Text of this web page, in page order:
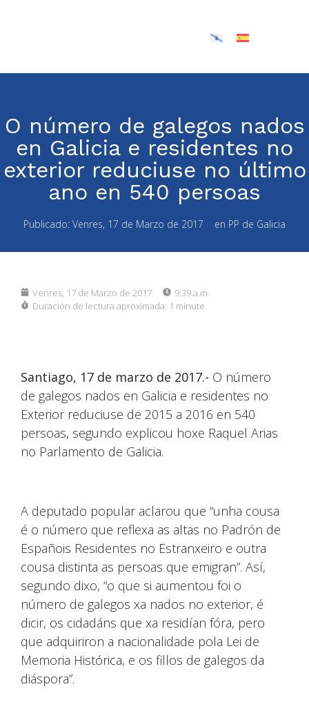
O número de galegos nados
en Galicia e residentes no
exterior reduciuse no último
ano en 540 persoas
Publicado: Venres, 17 de Marzo de 2017 en PP de Galicia
Venres, 17 de Marzo de 2017
9:39 a.m.
Duración de lectura aproximada: 1 minute
Santiago, 17 de marzo de 2017.- O número
de galegos nados en Galicia e residentes no
Exterior reduciuse de 2015 a 2016 en 540
persoas, segundo explicou hoxe Raquel Arias
no Parlamento de Galicia.
A deputado popular aclarou que “unha cousa
é o número que reflexa as altas no Padrón de
Españois Residentes no Estranxeiro e outra
cousa distinta as persoas que emigran”. Así,
segundo dixo, “o que si aumentou foi o
número de galegos xa nados no exterior, é
dicir, os cidadáns que xa residían fóra, pero
que adquiriron a nacionalidade pola Lei de
Memoria Histórica, e os fillos de galegos da
diáspora”.